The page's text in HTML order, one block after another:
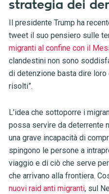
strategia dei
Il presidente Trump ha
tweet il suo pensiero sulle
migranti al confine con il
clandestini non sono
di detenzione basta dire loro
risolti”.
L’idea che sottoporre i
possa servire da deterrente
una grave incapacità di
spingono le persone a
viaggio e di ciò che serve
che arrivano alla frontiera.
nuovi raid anti migranti, sul